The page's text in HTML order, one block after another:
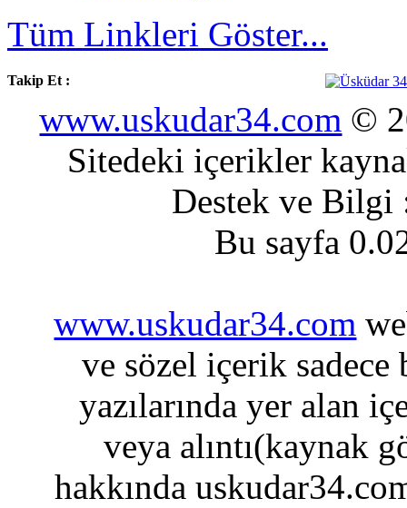
Tüm Linkleri Göster...
Takip Et :
www.uskudar34.com ©
Sitedeki içerikler
Destek ve
Bu sayfa
www.uskudar34.com
ve sözel içerik sadece
yazılarında yer alan
veya alıntı(kaynak
hakkında